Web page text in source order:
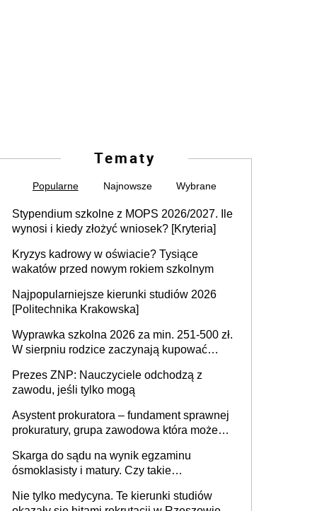
Tematy
Popularne Najnowsze Wybrane
Stypendium szkolne z MOPS 2026/2027. Ile
wynosi i kiedy złożyć wniosek? [Kryteria]
Kryzys kadrowy w oświacie? Tysiące
wakatów przed nowym rokiem szkolnym
Najpopularniejsze kierunki studiów 2026
[Politechnika Krakowska]
Wyprawka szkolna 2026 za min. 251-500 zł.
W sierpniu rodzice zaczynają kupować
wydatek sięgający ponad 1 tys. zł
Prezes ZNP: Nauczyciele odchodzą z
zawodu, jeśli tylko mogą
Asystent prokuratora – fundament sprawnej
prokuratury, grupa zawodowa która może
Skarga do sądu na wynik egzaminu
ósmoklasisty i matury. Czy takie
Nie tylko medycyna. Te kierunki studiów